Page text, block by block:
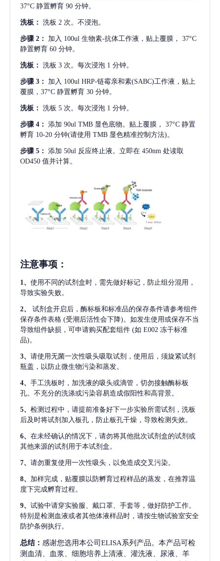
37°C 静置孵育 90 分钟。
洗板： 洗板 2 次。不浸泡。
步骤 2： 加入 100ul 生物素-抗体工作液，贴上覆膜， 37°C
静置孵育 60 分钟。
洗板： 洗板 3 次。每次浸泡 1 分钟。
步骤 3： 加入 100ul HRP-链霉亲和素(SABC)工作液，贴上
覆膜，37°C 静置孵育 30 分钟。
洗板： 洗板 5 次。每次浸泡 1 分钟。
步骤 4： 添加 90ul TMB 显色底物。贴上覆膜， 37°C 静置
孵育 10-20 分钟(请使用 TMB 显色精准控制方法)。
步骤 5： 添加 50ul 反应终止液。立即在 450nm 处读取
OD450 值并计算。
注意事项 ：
1、 使用不同的试剂盒时，需先做好标记，防止组分混用，
导致实验失败。
2、
试剂盒开启后，酶标板和标准品的保存条件请参考组件
保存条件表格 (受潮后活性会下降)。如发生使用或保存不当
导致组件缺损，可申请购买配套组件 (如 E002 冻干标准
品)。
3、 请使用无菌一次性吸头吸取试剂，使用后，须旋紧试剂
瓶盖，以防止微生物污染和蒸发。
4、 手工洗板时，加洗液的吸头或滴管，切勿接触酶标板
孔。不充分的洗涤或污染容易造成假阳性和高背景。
5、 检测过程中，请提前准备好下一步实验所需试剂，洗板
后及时将试剂加入板孔，防止板孔干燥，导致检测失效。
6、 在未经确认的情况下，请勿将其他批次试剂盒的试剂或
其他来源的试剂用于本试剂盒。
7、 请勿重复使用一次性吸头，以免造成交叉污染。
8、 加样完成，贴覆膜以防孵育过程样品的蒸发，在推荐温
度下完成孵育过程。
9、 试验中请穿实验服、戴口罩、手套等，做好防护工作。
特别是检测血液或者其他体液样品时，请按生物试验室安全
防护条例执行。
总结： 感谢您选用本公司ELISA系列产品。本产品可检
测血清、血浆、细胞培养上清液、灌洗液、尿液、羊